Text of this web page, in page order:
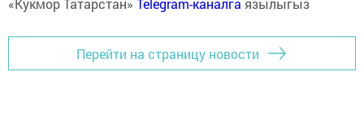
«Кукмор Татарстан» Telegram-каналга язылыгыз
Перейти на страницу новости